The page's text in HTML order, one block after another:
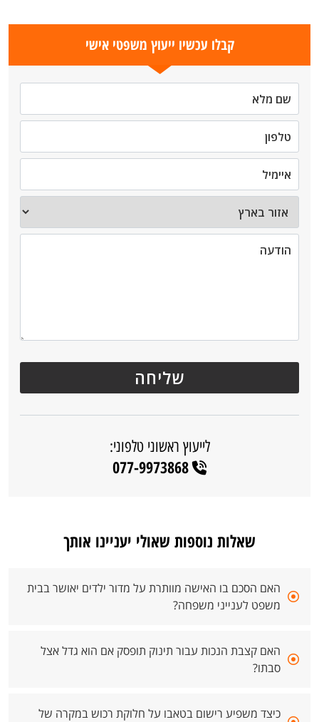
קבלו עכשיו ייעוץ משפטי אישי
לייעוץ ראשוני טלפוני:
077-9973868
שאלות נוספות שאולי יעניינו אותך
האם הסכם בו האישה מוותרת על מדור ילדים יאושר בבית
משפט לענייני משפחה?
האם קצבת הנכות עבור תינוק תופסק אם הוא גדל אצל
סבתו?
כיצד משפיע רישום בטאבו על חלוקת רכוש במקרה של